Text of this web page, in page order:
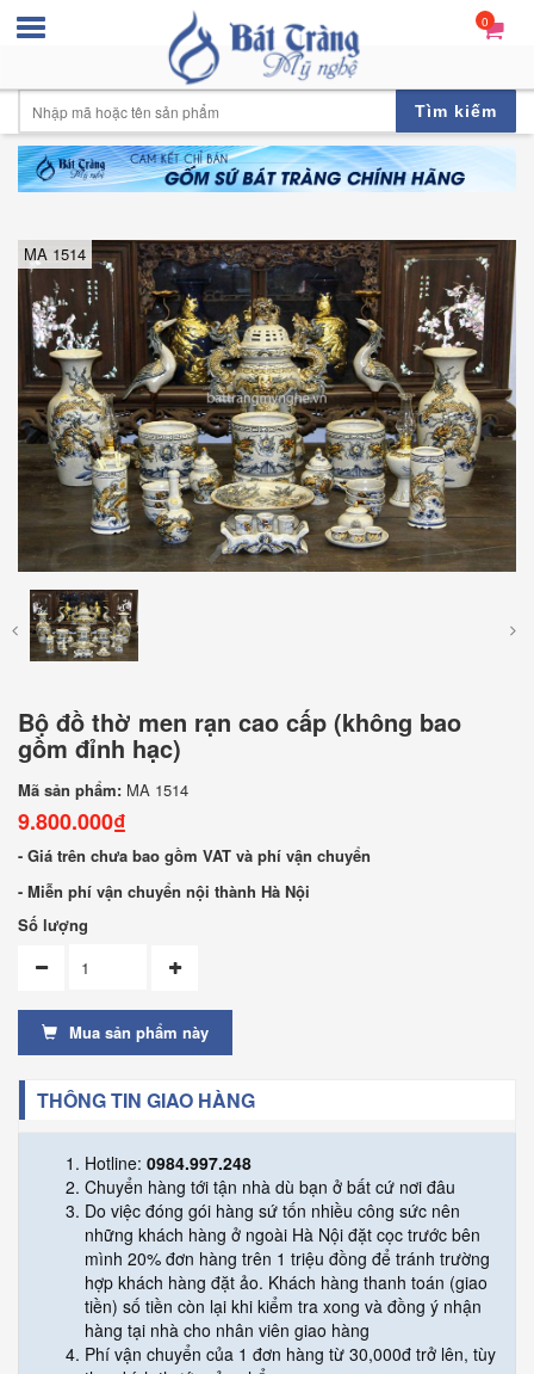
0
Tìm kiếm
MA 1514
Bộ đồ thờ men rạn cao cấp (không bao
gồm đỉnh hạc)
Mã sản phẩm: MA 1514
9.800.000₫
- Giá trên chưa bao gồm VAT và phí vận chuyển
- Miễn phí vận chuyển nội thành Hà Nội
Số lượng
Mua sản phẩm này
THÔNG TIN GIAO HÀNG
Hotline: 0984.997.248
Chuyển hàng tới tận nhà dù bạn ở bất cứ nơi đâu
Do việc đóng gói hàng sứ tốn nhiều công sức nên
những khách hàng ở ngoài Hà Nội đặt cọc trước bên
mình 20% đơn hàng trên 1 triệu đồng để tránh trường
hợp khách hàng đặt ảo. Khách hàng thanh toán (giao
tiền) số tiền còn lại khi kiểm tra xong và đồng ý nhận
hàng tại nhà cho nhân viên giao hàng
Phí vận chuyển của 1 đơn hàng từ 30,000đ trở lên, tùy